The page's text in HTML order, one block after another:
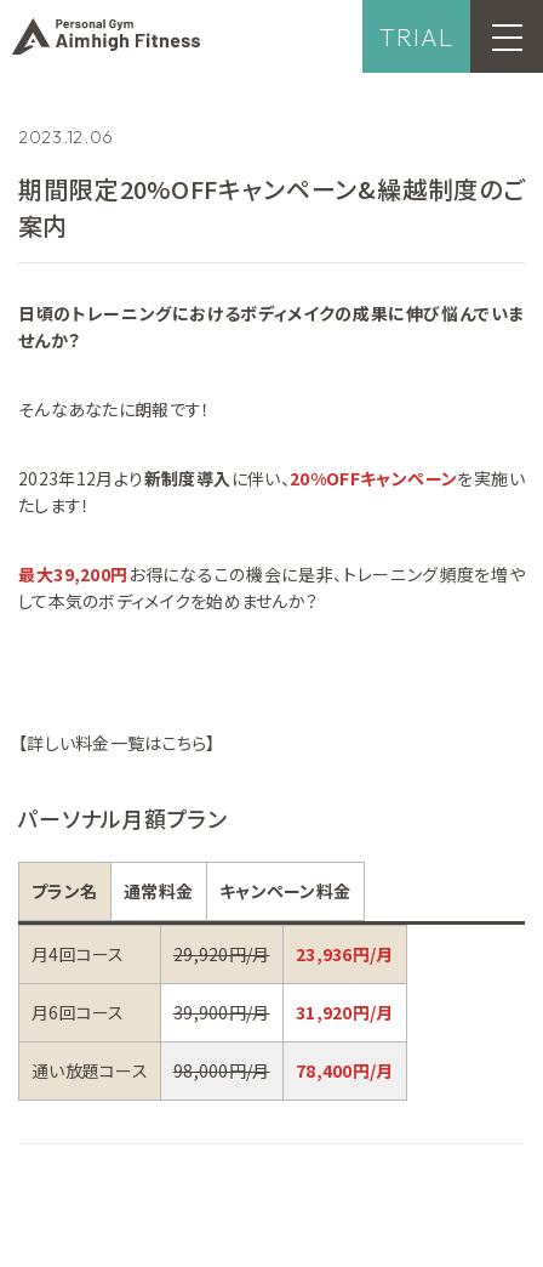
TRIAL
2023.12.06
期間限定20%OFFキャンペーン&繰越制度のご
案内
日頃のトレーニングにおけるボディメイクの成果に伸び悩んでいま
せんか？
そんなあなたに朗報です！
2023年12月より新制度導入 に伴い、20%OFFキャンペーンを実施い
たします！
最大39,200円 お得になるこの機会に是非、トレーニング頻度を増や
して本気のボディメイクを始めませんか？
【詳しい料金一覧はこちら】
パーソナル月額プラン
プラン名 通常料金 キャンペーン料金
月4回コース 29,920円/月 23,936円/月
月6回コース 39,900円/月 31,920円/月
通い放題コース 98,000円/月 78,400円/月